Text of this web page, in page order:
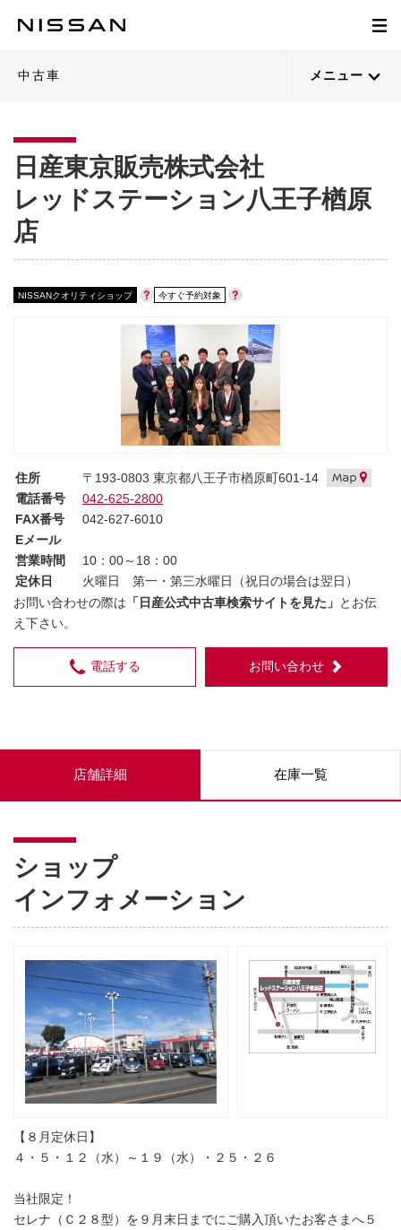
中古車 メニュー
日産東京販売株式会社
レッドステーション八王子楢原
店
NISSANクオリティショップ 今すぐ予約対象
住所
〒193-0803 東京都八王子市楢原町601-14
電話番号
042-625-2800
FAX番号
042-627-6010
Eメール
営業時間
10：00～18：00
定休日
火曜日 第一・第三水曜日（祝日の場合は翌日）
お問い合わせの際は 「日産公式中古車検索サイトを見た」 とお伝
え下さい。
電話する お問い合わせ
店舗詳細 在庫一覧
ショップ
インフォメーション
【８月定休日】
４・５・１２（水）～１９（水）・２５・２６
当社限定！
セレナ（Ｃ２８型）を９月末日までにご購入頂いたお客さまへ５